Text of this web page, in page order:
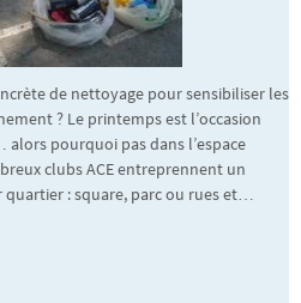
de nettoyage pour sensibiliser les
? Le printemps est l’occasion
pourquoi pas dans l’espace
clubs ACE entreprennent un
: square, parc ou rues et…